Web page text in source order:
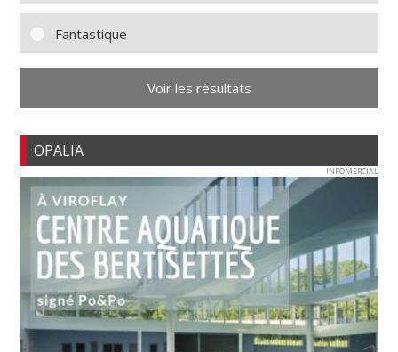
Fantastique
Voir les résultats
OPALIA
INFOMERCIAL